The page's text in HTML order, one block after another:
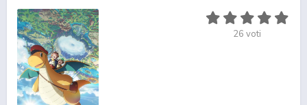
26 voti